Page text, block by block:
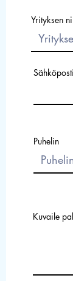
Yrityksen
Sähköposti
Puhelin
Kuvaile